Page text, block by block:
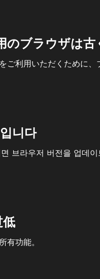
のブラウザは
利用いただくために、
니다
브라우저 버전을 업데
低
有功能。